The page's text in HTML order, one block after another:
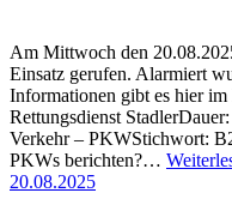
Am Mittwoch den
Einsatz gerufen. Alarmiert
Informationen gibt es hier
Rettungsdienst
Verkehr – PKWStichwort:
PKWs berichten?…
20.08.2025